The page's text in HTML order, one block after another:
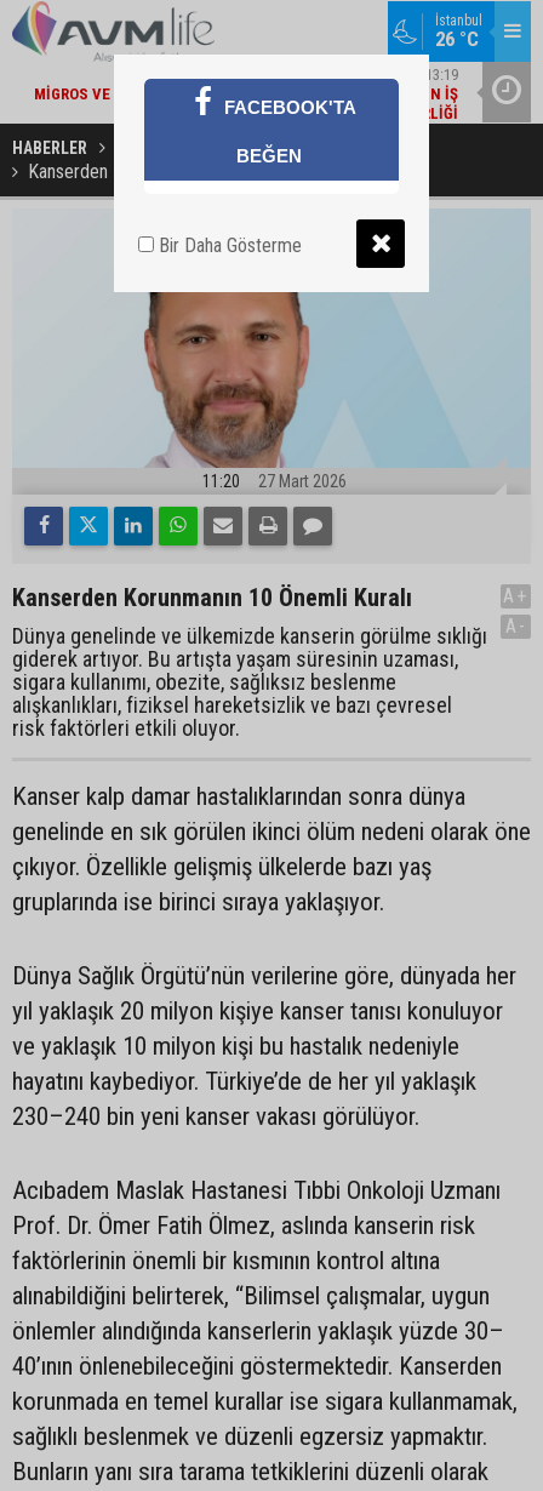
İstanbul
26 °C
ŞIRKET HABERLERI / 13:19
MIGROS VE BAKANLIK'TAN 'ÇEVRE ETIKETLI' ÜRÜNLER İÇIN İŞ
BIRLIĞI
HABERLER
Kanserden Korunmanın 10 Önemli Kuralı
11:20 27 Mart 2026
Kanserden Korunmanın 10 Önemli Kuralı
Dünya genelinde ve ülkemizde kanserin görülme sıklığı
giderek artıyor. Bu artışta yaşam süresinin uzaması,
sigara kullanımı, obezite, sağlıksız beslenme
alışkanlıkları, fiziksel hareketsizlik ve bazı çevresel
risk faktörleri etkili oluyor.
A+
A-
Kanser kalp damar hastalıklarından sonra dünya
genelinde en sık görülen ikinci ölüm nedeni olarak öne
çıkıyor. Özellikle gelişmiş ülkelerde bazı yaş
gruplarında ise birinci sıraya yaklaşıyor.
Dünya Sağlık Örgütü’nün verilerine göre, dünyada her
yıl yaklaşık 20 milyon kişiye kanser tanısı konuluyor
ve yaklaşık 10 milyon kişi bu hastalık nedeniyle
hayatını kaybediyor. Türkiye’de de her yıl yaklaşık
230–240 bin yeni kanser vakası görülüyor.
Acıbadem Maslak Hastanesi Tıbbi Onkoloji Uzmanı
Prof. Dr. Ömer Fatih Ölmez, aslında kanserin risk
faktörlerinin önemli bir kısmının kontrol altına
alınabildiğini belirterek, “Bilimsel çalışmalar, uygun
önlemler alındığında kanserlerin yaklaşık yüzde 30–
40’ının önlenebileceğini göstermektedir. Kanserden
korunmada en temel kurallar ise sigara kullanmamak,
sağlıklı beslenmek ve düzenli egzersiz yapmaktır.
Bunların yanı sıra tarama tetkiklerini düzenli olarak
FACEBOOK'TA
BEĞEN
Bir Daha Gösterme